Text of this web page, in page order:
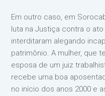
Em outro caso, em
luta na Justiça contra o
interditaram alegando
patrimônio. A mulher, que
esposa de um juiz
recebe uma boa
no início dos anos 2000 e